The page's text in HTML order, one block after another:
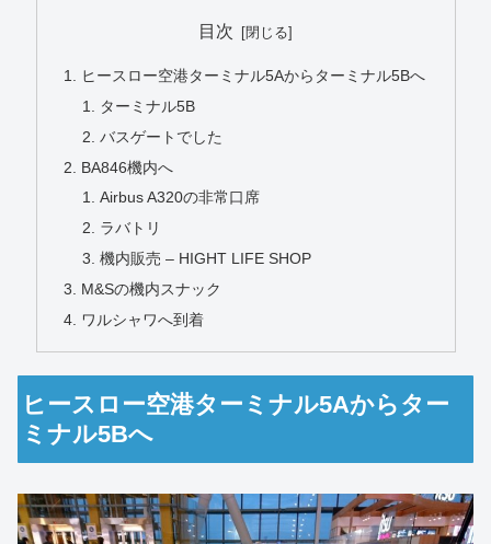
目次
ヒースロー空港ターミナル5Aからターミナル5Bへ
ターミナル5B
バスゲートでした
BA846機内へ
Airbus A320の非常口席
ラバトリ
機内販売 – HIGHT LIFE SHOP
M&Sの機内スナック
ワルシャワへ到着
ヒースロー空港ターミナル5Aからター
ミナル5Bへ